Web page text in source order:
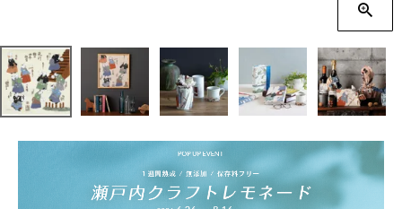
ギフトラッピング
リバーシブル